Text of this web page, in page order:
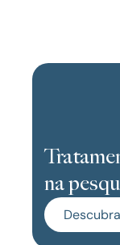
na